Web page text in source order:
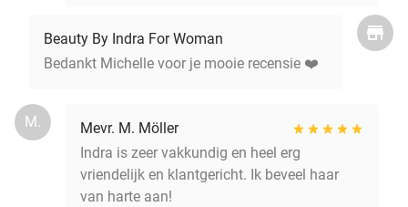
Beauty By Indra For Woman
Bedankt Michelle voor je mooie recensie ❤️
M.
Mevr. M. Möller
Indra is zeer vakkundig en heel erg
vriendelijk en klantgericht. Ik beveel haar
van harte aan!